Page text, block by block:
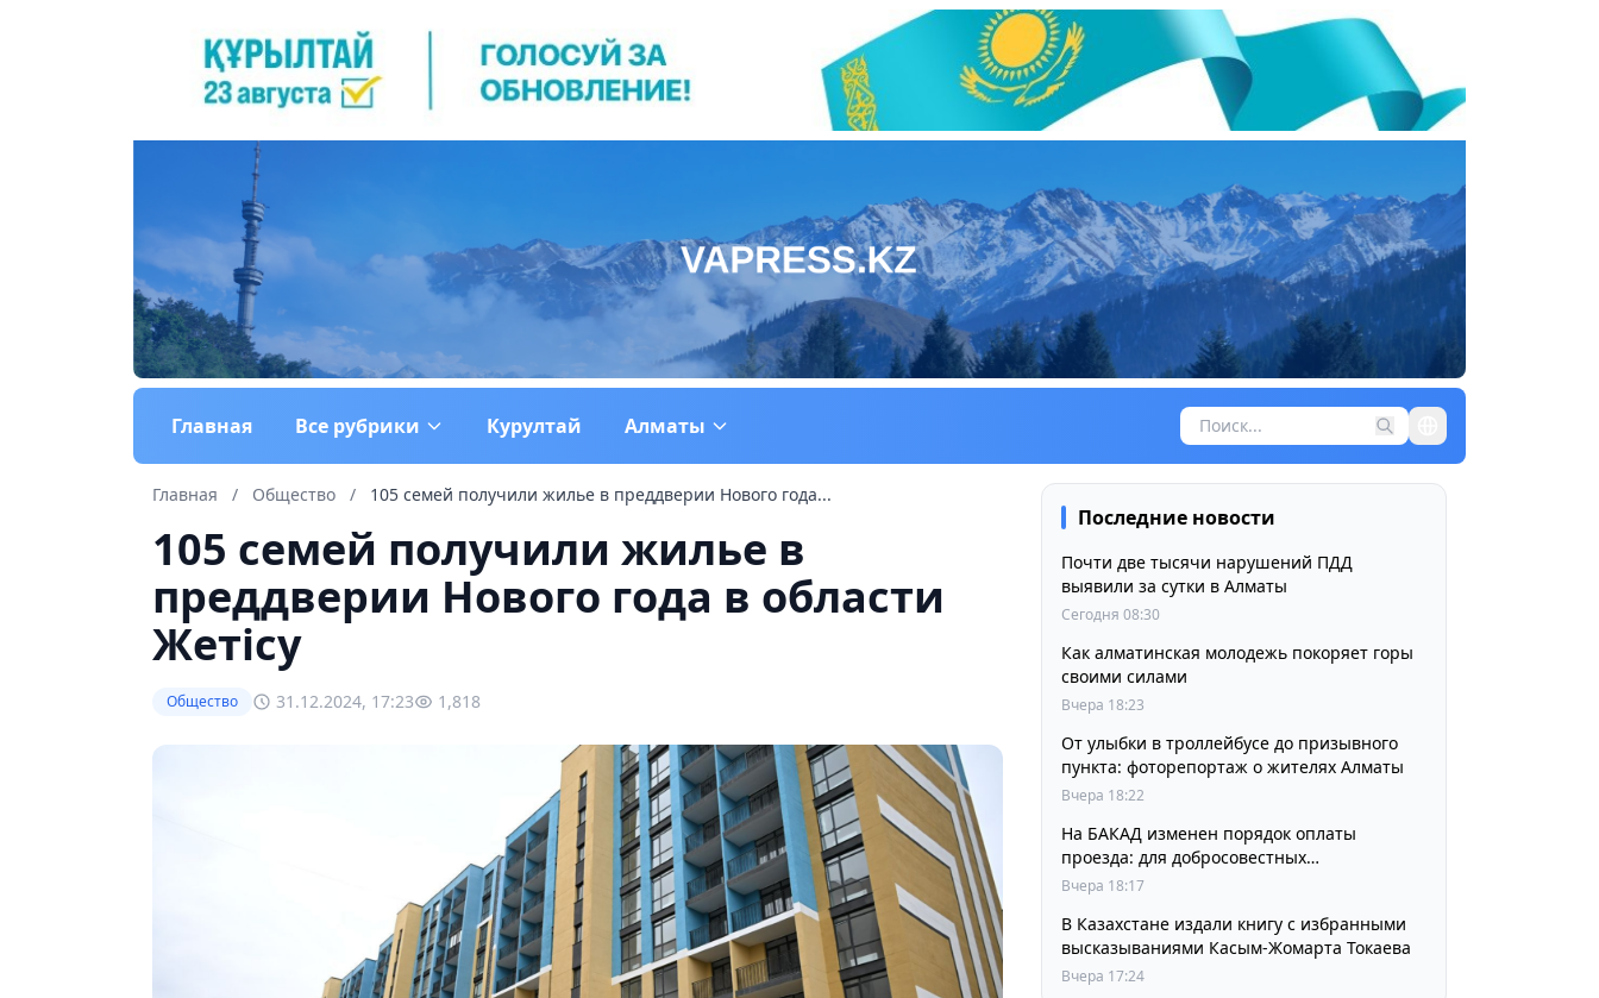
Главная Все рубрики Курултай Алматы
Главная / Общество / 105 семей получили жилье в преддверии Нового года...
105 семей получили жилье в
преддверии Нового года в области
Жетiсу
Общество 31.12.2024, 17:23 1,818
Последние новости
Почти две тысячи нарушений ПДД
выявили за сутки в Алматы
Сегодня 08:30
Как алматинская молодежь покоряет горы
своими силами
Вчера 18:23
От улыбки в троллейбусе до призывного
пункта: фоторепортаж о жителях Алматы
Вчера 18:22
На БАКАД изменен порядок оплаты
проезда: для добросовестных
пользователей стоимость остается
Вчера 18:17
В Казахстане издали книгу с избранными
высказываниями Касым-Жомарта Токаева
Вчера 17:24